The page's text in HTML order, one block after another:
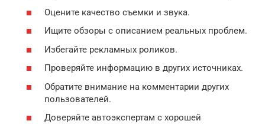
Оцените качество съемки и звука.
Ищите обзоры с описанием реальных проблем.
Избегайте рекламных роликов.
Проверяйте информацию в других источниках.
Обратите внимание на комментарии других
пользователей.
Доверяйте автоэкспертам с хорошей